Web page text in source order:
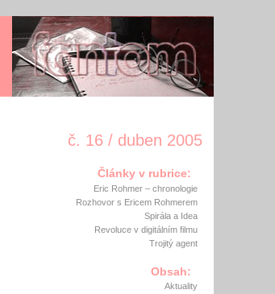
č. 16 / duben 2005
Články v rubrice:
Eric Rohmer – chronologie
Rozhovor s Ericem Rohmerem
Spirála a Idea
Revoluce v digitálním filmu
Trojitý agent
Obsah:
Aktuality